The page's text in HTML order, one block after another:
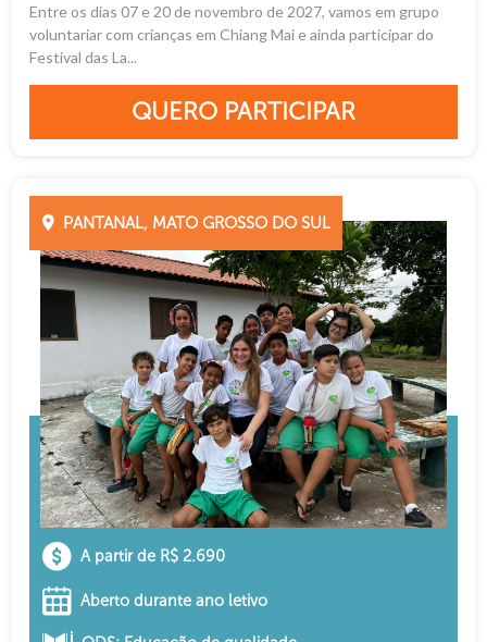
Entre os dias 07 e 20 de novembro de 2027, vamos em grupo
voluntariar com crianças em Chiang Mai e ainda participar do
Festival das La...
QUERO PARTICIPAR
PANTANAL, MATO GROSSO DO SUL
A partir de R$ 2.690
Aberto durante ano letivo